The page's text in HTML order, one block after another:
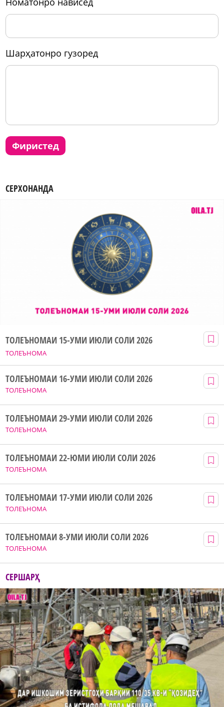
шарҳатонро гузоред
фиристед
СЕРХОНАНДА
ТОЛЕЪНОМА
ТОЛЕЪНОМАИ 15-УМИ ИЮЛИ СОЛИ 2026
ТОЛЕЪНОМА
ТОЛЕЪНОМАИ 16-УМИ ИЮЛИ СОЛИ 2026
ТОЛЕЪНОМА
ТОЛЕЪНОМАИ 29-УМИ ИЮЛИ СОЛИ 2026
ТОЛЕЪНОМА
ТОЛЕЪНОМАИ 22-ЮМИ ИЮЛИ СОЛИ 2026
ТОЛЕЪНОМА
ТОЛЕЪНОМАИ 17-УМИ ИЮЛИ СОЛИ 2026
ТОЛЕЪНОМА
ТОЛЕЪНОМАИ 8-УМИ ИЮЛИ СОЛИ 2026
СЕРШАРҲ